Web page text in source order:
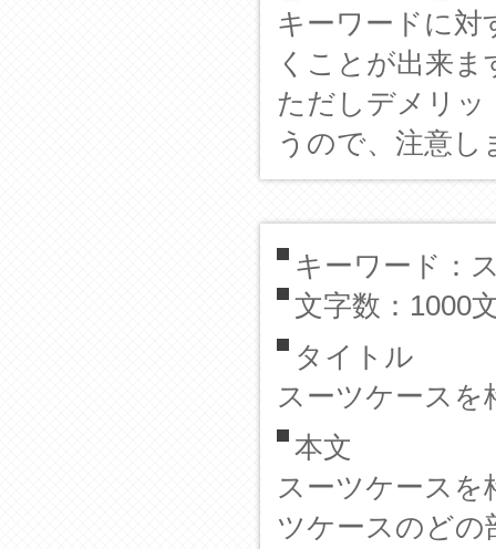
キーワードに対
くことが出来ま
ただしデメリッ
うので、注意し
キーワード：
文字数：1000
タイトル
スーツケース
本文
スーツケース
ツケースのどの